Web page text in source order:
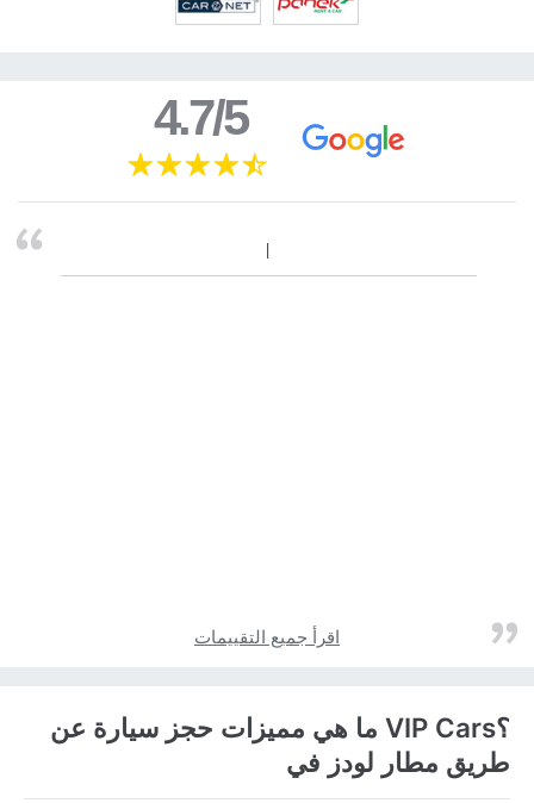
4.7/5
اقرأ جميع التقييمات
؟VIP Cars ما هي مميزات حجز سيارة عن
طريق مطار لودز في